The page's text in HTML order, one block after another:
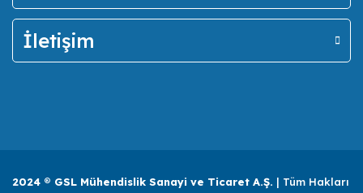
İletişim
2024 ® GSL Mühendislik Sanayi ve Ticaret A.Ş. | Tüm Hakları